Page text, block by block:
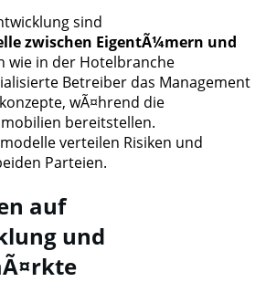
sind
zwischen EigentÃ¼mern und
wie in der Hotelbranche
Betreiber das Management
wÃ¤hrend die
bereitstellen.
verteilen Risiken und
Parteien.
auf
und